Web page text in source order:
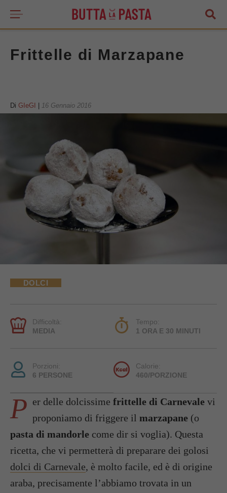
Frittelle di Marzapane
Di GIeGI 16 Gennaio 2016
DOLCI
Difficoltà:
MEDIA
Tempo:
1 ORA E 30 MINUTI
Porzioni:
6 PERSONE
Calorie:
460/PORZIONE
P er delle dolcissime frittelle di Carnevale vi
proponiamo di friggere il marzapane (o
pasta di mandorle come dir si voglia). Questa
ricetta, che vi permetterà di preparare dei golosi
dolci di Carnevale, è molto facile, ed è di origine
araba, precisamente l’abbiamo trovata in un